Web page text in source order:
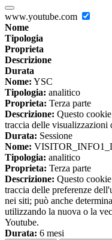
www.youtube.com
Nome
Tipologia
Proprieta
Descrizione
Durata
Nome: YSC
Tipologia: analitico
Proprieta: Terza parte
Descrizione: Questo
traccia delle visualizzazioni
Durata: Sessione
Nome:
Tipologia: analitico
Proprieta: Terza parte
Descrizione: Questo
traccia delle preferenze
nei siti; può anche
utilizzando la nuova o la
Youtube.
Durata: 6 mesi